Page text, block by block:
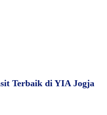
Terbaik di YIA Jogja